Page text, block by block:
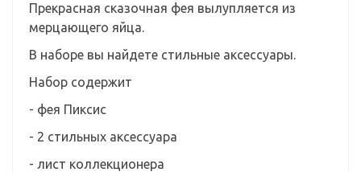
Прекрасная сказочная фея вылупляется из
мерцающего яйца.
В наборе вы найдете стильные аксессуары.
Набор содержит
- фея Пиксис
- 2 стильных аксессуара
- лист коллекционера